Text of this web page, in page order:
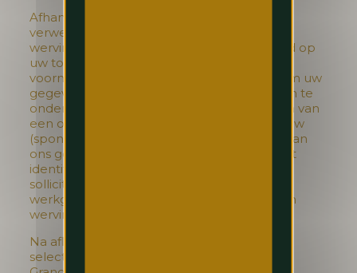
Afhankelijk van het individuele geval, is de
verwerking van uw persoonsgegevens voor
wervings- en selectiedoeleinden gebaseerd op
uw toestemming (bijvoorbeeld om uw
voormalige werkgever te contacteren of om uw
gegevens te delen, uw verzoek om stappen te
ondernemen voorafgaand aan het aangaan van
een overeenkomst, bijvoorbeeld als u ons uw
(spontane) sollicitatie verzendt of op basis van
ons gerechtvaardigd belang, waaronder het
identificeren, screenen en evalueren van
sollicitanten voor een potentiële
werkgelegenheid en het bijhouden van een
wervingsreserve.
Na afloop van de wervings- en
selectieprocedure bewaart Hilton Brussels